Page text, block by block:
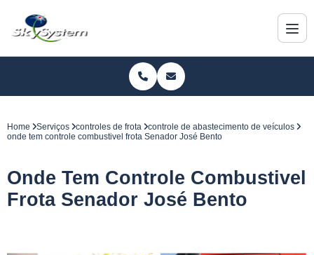
Home Serviços controles de frota
controle de abastecimento de veículos
onde tem controle combustivel frota Senador José Bento
Onde Tem Controle Combustivel
Frota Senador José Bento